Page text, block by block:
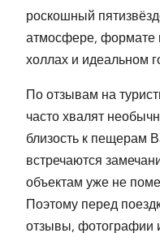
роскошный
атмосфере, формате
холлах и идеальном
По отзывам на
часто хвалят
близость к пещерам
встречаются
объектам уже не
Поэтому перед
отзывы, фотографии